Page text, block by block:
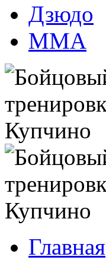
Дзюдо
ММА
Главная